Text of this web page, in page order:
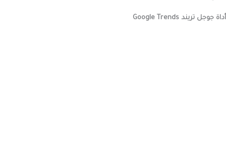
أداة جوجل تريند Google Trends